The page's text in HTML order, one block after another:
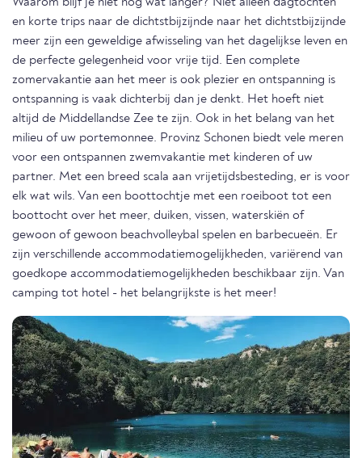
en korte trips naar de dichtstbijzijnde naar het dichtstbijzijnde
meer zijn een geweldige afwisseling van het dagelijkse leven en
de perfecte gelegenheid voor vrije tijd. Een complete
zomervakantie aan het meer is ook plezier en ontspanning is
ontspanning is vaak dichterbij dan je denkt. Het hoeft niet
altijd de Middellandse Zee te zijn. Ook in het belang van het
milieu of uw portemonnee. Provinz Schonen biedt vele meren
voor een ontspannen zwemvakantie met kinderen of uw
partner. Met een breed scala aan vrijetijdsbesteding, er is voor
elk wat wils. Van een boottochtje met een roeiboot tot een
boottocht over het meer, duiken, vissen, waterskiën of
gewoon of gewoon beachvolleybal spelen en barbecueën. Er
zijn verschillende accommodatiemogelijkheden, variërend van
goedkope accommodatiemogelijkheden beschikbaar zijn. Van
camping tot hotel - het belangrijkste is het meer!